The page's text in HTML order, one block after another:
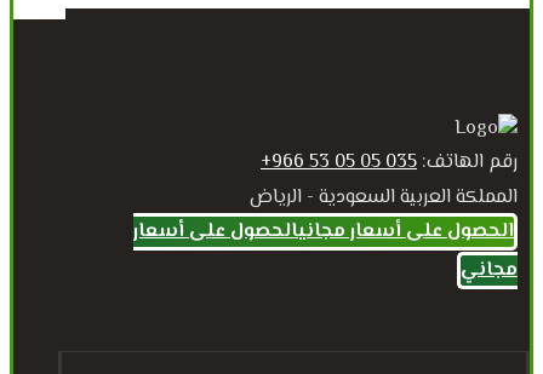
رقم الهاتف: 035 05 05 53 966+
المملكة العربية السعودية - الرياض
الحصول على أسعار مجانيالحصول على أسعار
مجاني